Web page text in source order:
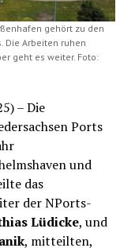
gehört zu den
Die Arbeiten ruhen
geht es weiter. Foto:
– Die
Ports
und
das
der NPorts-
Lüdicke, und
, mitteilten,